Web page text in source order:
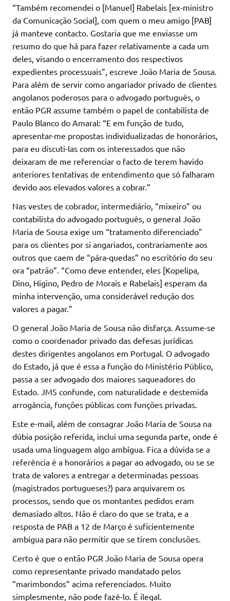
“Também recomendei o [Manuel] Rabelais [ex-ministro
da Comunicação Social], com quem o meu amigo [PAB]
já manteve contacto. Gostaria que me enviasse um
resumo do que há para fazer relativamente a cada um
deles, visando o encerramento dos respectivos
expedientes processuais”, escreve João Maria de Sousa.
Para além de servir como angariador privado de clientes
angolanos poderosos para o advogado português, o
então PGR assume também o papel de contabilista de
Paulo Blanco do Amaral: “E em função de tudo,
apresentar-me propostas individualizadas de honorários,
para eu discuti-las com os interessados que não
deixaram de me referenciar o facto de terem havido
anteriores tentativas de entendimento que só falharam
devido aos elevados valores a cobrar.”
Nas vestes de cobrador, intermediário, “mixeiro” ou
contabilista do advogado português, o general João
Maria de Sousa exige um “tratamento diferenciado”
para os clientes por si angariados, contrariamente aos
outros que caem de “pára-quedas” no escritório do seu
ora “patrão”. “Como deve entender, eles [Kopelipa,
Dino, Higino, Pedro de Morais e Rabelais] esperam da
minha intervenção, uma considerável redução dos
valores a pagar.”
O general João Maria de Sousa não disfarça. Assume-se
como o coordenador privado das defesas jurídicas
destes dirigentes angolanos em Portugal. O advogado
do Estado, já que é essa a função do Ministério Público,
passa a ser advogado dos maiores saqueadores do
Estado. JMS confunde, com naturalidade e destemida
arrogância, funções públicas com funções privadas.
Este e-mail, além de consagrar João Maria de Sousa na
dúbia posição referida, inclui uma segunda parte, onde é
usada uma linguagem algo ambígua. Fica a dúvida se a
referência é a honorários a pagar ao advogado, ou se se
trata de valores a entregar a determinadas pessoas
(magistrados portugueses?) para arquivarem os
processos, sendo que os montantes pedidos eram
demasiado altos. Não é claro do que se trata, e a
resposta de PAB a 12 de Março é suficientemente
ambígua para não permitir que se tirem conclusões.
Certo é que o então PGR João Maria de Sousa opera
como representante privado mandatado pelos
“marimbondos” acima referenciados. Muito
simplesmente, não pode fazê-lo. É ilegal.